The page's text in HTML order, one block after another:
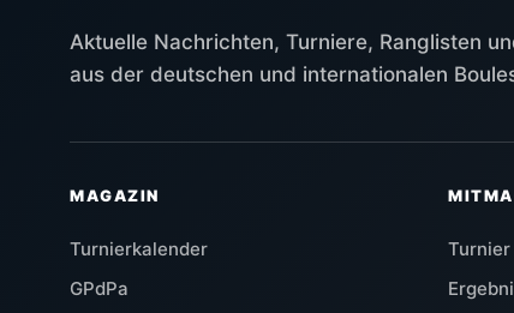
Aktuelle Nachrichten, Turniere, Ranglisten
aus der deutschen und internationalen
MAGAZIN
Turnierkalender
GPdPa
Turnier